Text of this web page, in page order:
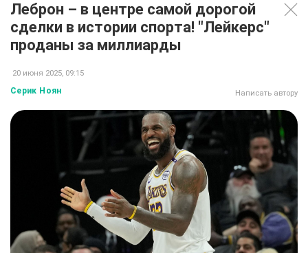
Леброн – в центре самой дорогой
сделки в истории спорта! "Лейкерс"
проданы за миллиарды
20 июня 2025, 09:15
Серик Ноян Написать автору